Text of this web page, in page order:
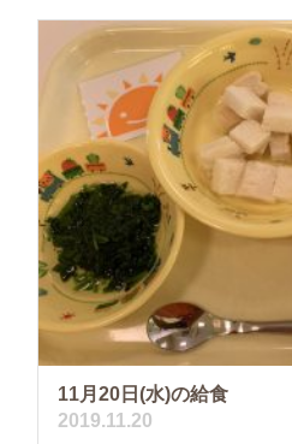
11月20日(水)の給食
2019.11.20